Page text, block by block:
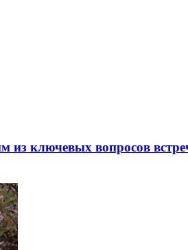
ключевых вопросов